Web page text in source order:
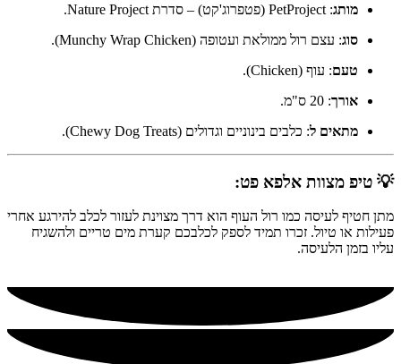
מותג: PetProject (פטפרוג'קט) – סדרת Nature Project.
סוג: עצם רול ממולאת ועטופה (Munchy Wrap Chicken).
טעם: עוף (Chicken).
אורך: 20 ס"מ.
מתאים ל: כלבים בינוניים וגדולים (Chewy Dog Treats).
💡 טיפ מצוות אלפא פט:
מתן חטיף לעיסה כמו רול העוף הוא דרך מצוינת לעזור לכלב להירגע אחרי
פעילות או טיול. זכרו תמיד לספק לכלבכם קערת מים טריים ולהשגיח
עליו בזמן הלעיסה.